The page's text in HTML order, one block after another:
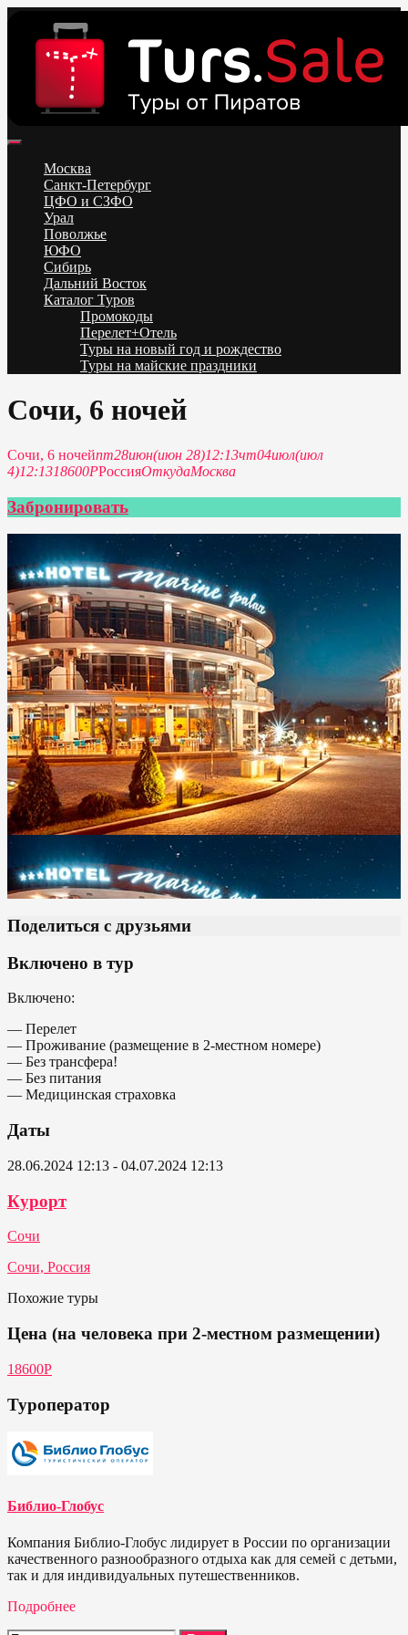
content
Низкие цены на путевки 3-7-10 ночей все включено, отдых на
море. Распродажа экскурсионных и горнолыжных туров.
Обновление каждый день. Официальный сайт Тур Сейл
Москва
Санкт-Петербург
ЦФО и СЗФО
Урал
Поволжье
ЮФО
Сибирь
Дальний Восток
Каталог Туров
Промокоды
Перелет+Отель
Туры на новый год и рождество
Туры на майские праздники
Сочи, 6 ночей
Сочи, 6 ночейпт28июн(июн 28)12:13чт04июл(июл
4)12:1318600РРоссияОткудаМосква
Забронировать
Поделиться с друзьями
Включено в тур
Включено:
— Перелет
— Проживание (размещение в 2-местном номере)
— Без трансфера!
— Без питания
— Медицинская страховка
Даты
28.06.2024 12:13 - 04.07.2024 12:13
Курорт
Сочи
Сочи, Россия
Похожие туры
Цена (на человека при 2-местном размещении)
18600Р
Туроператор
Библио-Глобус
Компания Библио-Глобус лидирует в России по организации
качественного разнообразного отдыха как для семей с детьми,
так и для индивидуальных путешественников.
Подробнее